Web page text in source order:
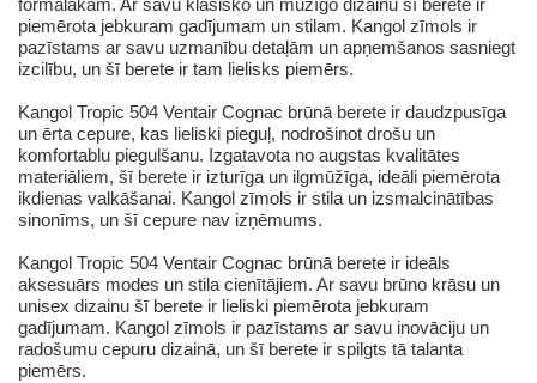
formālākam. Ar savu klasisko un mūžīgo dizainu šī berete ir
piemērota jebkuram gadījumam un stilam. Kangol zīmols ir
pazīstams ar savu uzmanību detaļām un apņemšanos sasniegt
izcilību, un šī berete ir tam lielisks piemērs.
Kangol Tropic 504 Ventair Cognac brūnā berete ir daudzpusīga
un ērta cepure, kas lieliski pieguļ, nodrošinot drošu un
komfortablu piegulšanu. Izgatavota no augstas kvalitātes
materiāliem, šī berete ir izturīga un ilgmūžīga, ideāli piemērota
ikdienas valkāšanai. Kangol zīmols ir stila un izsmalcinātības
sinonīms, un šī cepure nav izņēmums.
Kangol Tropic 504 Ventair Cognac brūnā berete ir ideāls
aksesuārs modes un stila cienītājiem. Ar savu brūno krāsu un
unisex dizainu šī berete ir lieliski piemērota jebkuram
gadījumam. Kangol zīmols ir pazīstams ar savu inovāciju un
radošumu cepuru dizainā, un šī berete ir spilgts tā talanta
piemērs.